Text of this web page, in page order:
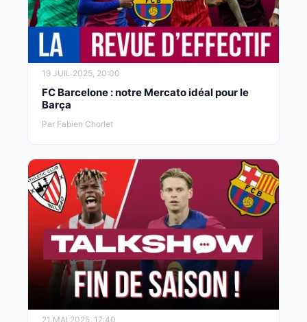
19 JUIL 2025, 20:00
FC Barcelone : notre Mercato idéal pour le
Barça
Par Fabien Chorlet
21 MAI 2025, 17:40